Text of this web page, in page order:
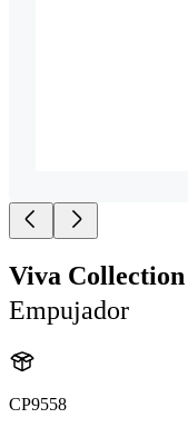
Viva Collection
Empujador
CP9558